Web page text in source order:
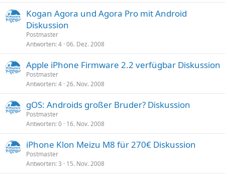
Kogan Agora und Agora Pro mit Android
Diskussion
Postmaster
Antworten 4 06. Dez. 2008
Apple iPhone Firmware 2.2 verfügbar Diskussion
Postmaster
Antworten 4 26. Nov. 2008
gOS: Androids großer Bruder? Diskussion
Postmaster
Antworten 0 16. Nov. 2008
iPhone Klon Meizu M8 für 270€ Diskussion
Postmaster
Antworten 3 15. Nov. 2008